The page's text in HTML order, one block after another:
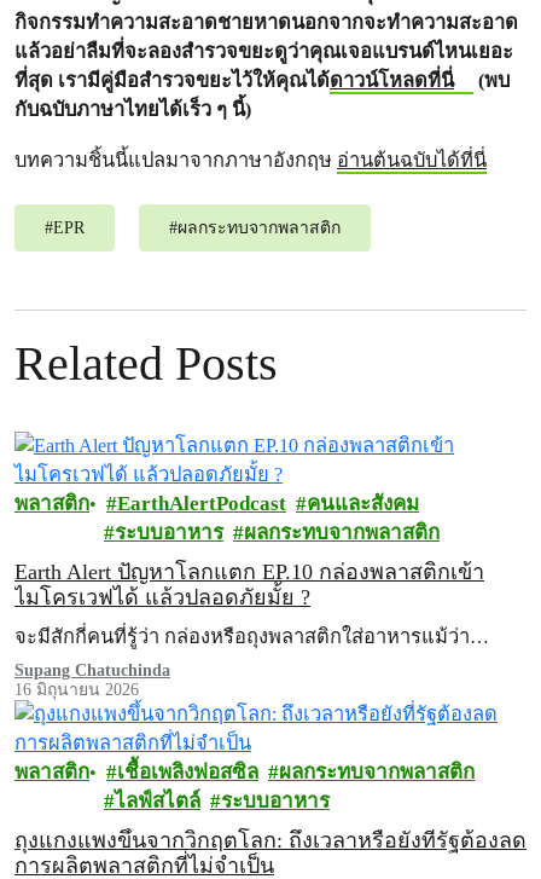
กิจกรรมทำความสะอาดชายหาดนอกจากจะทำความสะอาด
แล้วอย่าลืมที่จะลองสำรวจขยะดูว่าคุณเจอแบรนด์ไหนเยอะ
ที่สุด เรามีคู่มือสำรวจขยะไว้ให้คุณได้ดาวน์โหลดที่นี่
(พบ
กับฉบับภาษาไทยได้เร็ว ๆ นี้)
บทความชิ้นนี้แปลมาจากภาษาอังกฤษ อ่านต้นฉบับได้ที่นี่
#EPR #ผลกระทบจากพลาสติก
Related Posts
พลาสติก EarthAlertPodcast
คนและสังคม
ระบบอาหาร
ผลกระทบจากพลาสติก
Earth Alert ปัญหาโลกแตก EP.10 กล่องพลาสติกเข้า
ไมโครเวฟได้ แล้วปลอดภัยมั้ย ?
จะมีสักกี่คนที่รู้ว่า กล่องหรือถุงพลาสติกใส่อาหารแม้ว่า…
Supang Chatuchinda
16 มิถุนายน 2026
พลาสติก เชื้อเพลิงฟอสซิล
ผลกระทบจากพลาสติก
ไลฟ์สไตล์
ระบบอาหาร
ถุงแกงแพงขึ้นจากวิกฤตโลก: ถึงเวลาหรือยังที่รัฐต้องลด
การผลิตพลาสติกที่ไม่จำเป็น